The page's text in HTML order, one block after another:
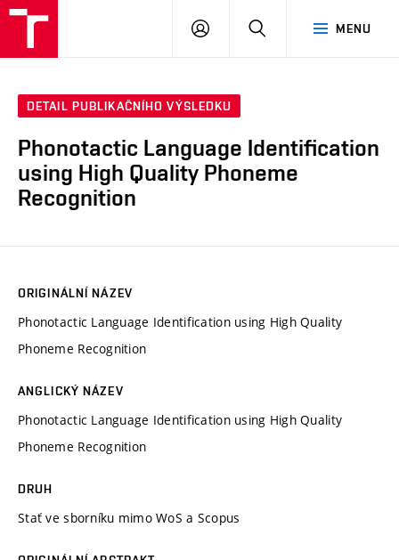
MENU
PŘIHLÁSIT
DETAIL PUBLIKAČNÍHO VÝSLEDKU
Phonotactic Language Identification
using High Quality Phoneme
Recognition
ORIGINÁLNÍ NÁZEV
Phonotactic Language Identification using High Quality
Phoneme Recognition
ANGLICKÝ NÁZEV
Phonotactic Language Identification using High Quality
Phoneme Recognition
DRUH
Stať ve sborníku mimo WoS a Scopus